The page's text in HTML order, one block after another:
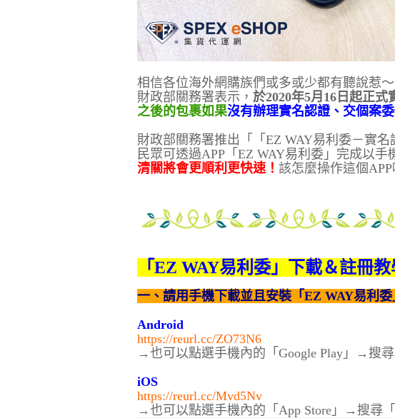
相信各位海外網購族們或多或少都有聽說惹～
財政部關務署表示， 於2020年5月16日起正式
之後的包裹如果沒有辦理實名認證、交個案
財政部關務署推出「
「EZ WAY易利委－實名
民眾可透過APP「EZ WAY易利委」完成以
清關將會更順利更快速！ 該怎麼操作這個
「EZ WAY易利委」下載＆註冊教
一、請用手機下載並且安裝「EZ WAY易利委
Android
https://reurl.cc/ZO73N6
→也可以點選手機內的「Google Play」→搜尋
iOS
https://reurl.cc/Mvd5Nv
→也可以點選手機內的「App Store」→搜尋「